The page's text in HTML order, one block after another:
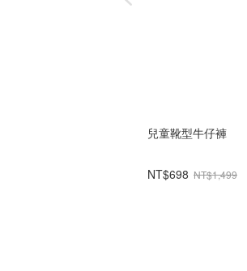
兒童靴型牛仔褲
NT$698 NT$1,499